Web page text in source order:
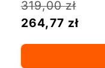
319,00zł
264,77 zł